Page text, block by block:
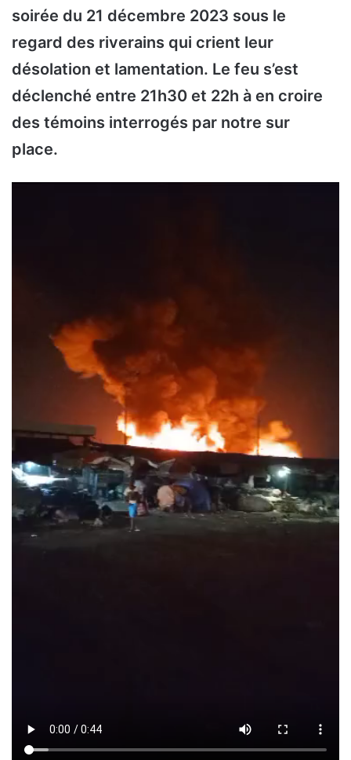
soirée du 21 décembre 2023 sous le
regard des riverains qui crient leur
désolation et lamentation. Le feu s’est
déclenché entre 21h30 et 22h à en croire
des témoins interrogés par notre sur
place.